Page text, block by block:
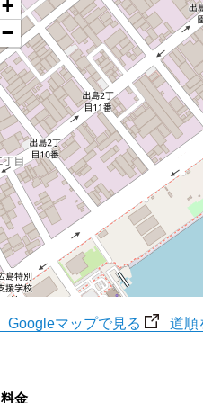
+
−
Googleマップで見る 道順
料金